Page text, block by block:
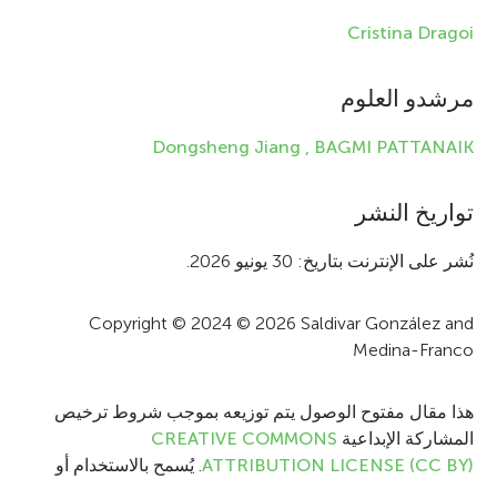
o
t
i
n
Cristina Dragoi
مرشدو العلوم
Dongsheng Jiang , BAGMI PATTANAIK
تواريخ النشر
نُشر على الإنترنت بتاريخ: 30 يونيو 2026.
Copyright © 2024 © 2026 Saldivar González and
Medina-Franco
هذا مقال مفتوح الوصول يتم توزيعه بموجب شروط ترخيص
المشاركة الإبداعية CREATIVE COMMONS
ATTRIBUTION LICENSE (CC BY). يُسمح بالاستخدام أو